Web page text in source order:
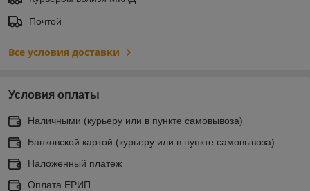
Почтой
Все условия доставки
Условия оплаты
Наличными (курьеру или в пункте самовывоза)
Банковской картой (курьеру или в пункте самовывоза)
Наложенный платеж
Оплата ЕРИП